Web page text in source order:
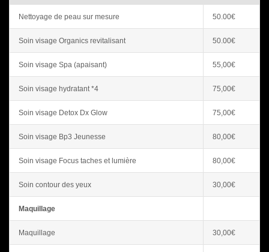
Nettoyage de peau sur mesure 50.00€
Soin visage Organics revitalisant 50.00€
Soin visage Spa (apaisant) 55,00€
Soin visage hydratant *4 75,00€
Soin visage Detox Dx Glow 75,00€
Soin visage Bp3 Jeunesse 80,00€
Soin visage Focus taches et lumière 80,00€
Soin contour des yeux 30,00€
Maquillage
Maquillage 30,00€